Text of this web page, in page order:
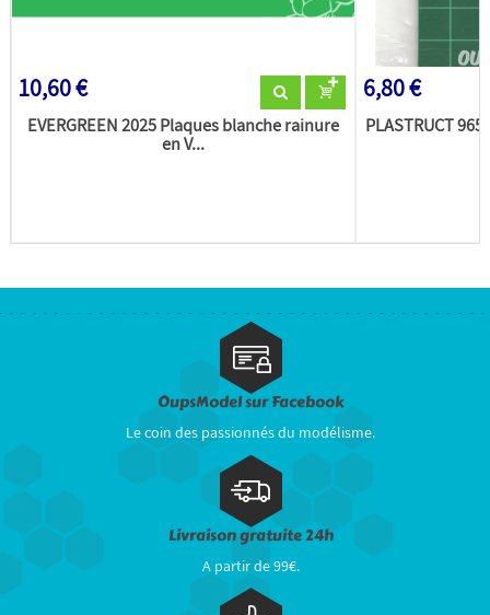
10,60 €
EVERGREEN 2025 Plaques blanche rainure
en V...
6,80 €
PLASTRUCT
OupsModel sur Facebook
Le coin des passionnés du modélisme.
Livraison gratuite 24h
A partir de 99€.